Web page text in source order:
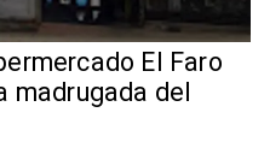
El Faro
madrugada del